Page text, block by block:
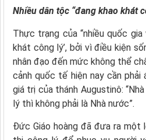
Nhiều dân tộc “đang khao khát
Thực trạng của “nhiều quốc gia
khát công lý’, bởi vì điều kiện
nhân đạo đến mức không thể
cảnh quốc tế hiện nay cần phải
giá trị của thánh Augustinô:
lý thì không phải là Nhà nước”.
Đức Giáo hoàng đã đưa ra một